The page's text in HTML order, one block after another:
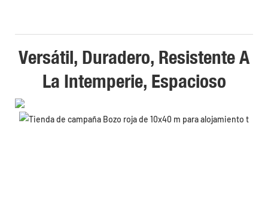
Versátil, Duradero, Resistente A
La Intemperie, Espacioso